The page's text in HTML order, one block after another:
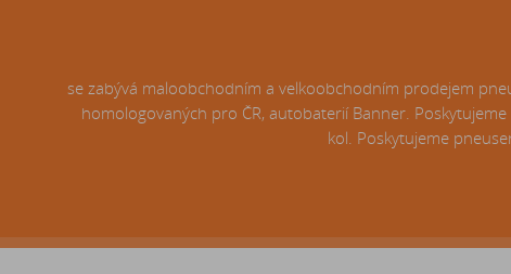
se zabývá maloobchodním a velkoobchodním prodejem
homologovaných pro ČR, autobaterií Banner.
kol. Poskytujeme